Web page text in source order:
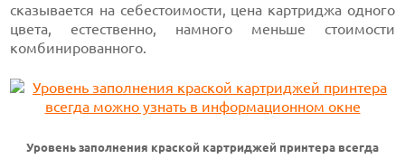
сказывается на себестоимости, цена картриджа одного
цвета, естественно, намного меньше стоимости
комбинированного.
Уровень заполнения краской картриджей принтера всегда